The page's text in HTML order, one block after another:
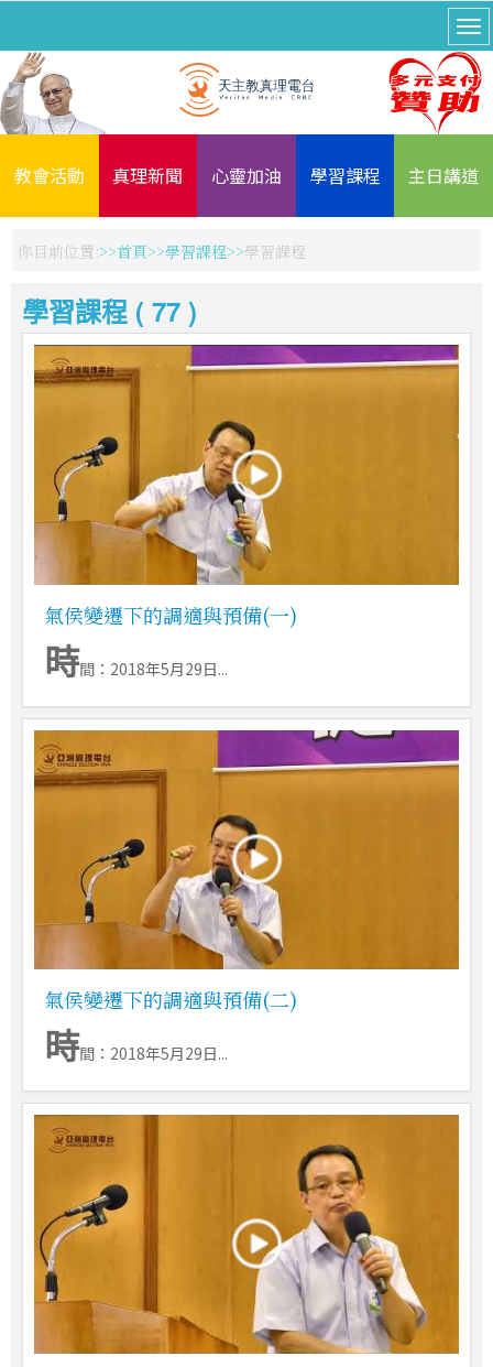
教會活動 真理新聞 心靈加油 學習課程 主日講道
你目前位置: 首頁 學習課程 學習課程
學習課程 ( 77 )
氣侯變遷下的調適與預備(一)
時間：2018年5月29日...
氣侯變遷下的調適與預備(二)
時間：2018年5月29日...